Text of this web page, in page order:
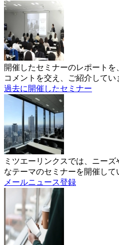
開催したセミナーのレポート
コメントを交え、ご紹介してい
過去に開催したセミナー
ミツエーリンクスでは、ニー
なテーマのセミナーを開催して
メールニュース登録